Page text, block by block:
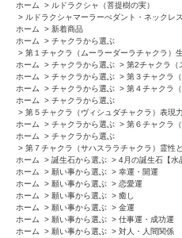
ホーム > ルドラクシャ（菩提樹の実）
> ルドラクシャマーラーぺダント・ネックレ
ホーム
> 新着商品
ホーム
> チャクラから選ぶ
> 第１チャクラ（ムーラーダーラチャクラ）
ホーム
> チャクラから選ぶ > 第2チャクラ（
ホーム
> チャクラから選ぶ > 第３チャクラ
ホーム
> チャクラから選ぶ > 第４チャクラ
ホーム
> チャクラから選ぶ
> 第５チャクラ（ヴィシュダチャクラ）表現
ホーム
> チャクラから選ぶ > 第６チャクラ
ホーム
> チャクラから選ぶ
> 第７チャクラ（サハスララチャクラ）霊性
ホーム
> 誕生石から選ぶ > 4月の誕生石【水
ホーム
> 願い事から選ぶ > 幸運・開運
ホーム
> 願い事から選ぶ > 恋愛運
ホーム
> 願い事から選ぶ > 癒し
ホーム
> 願い事から選ぶ > 金運
ホーム
> 願い事から選ぶ > 仕事運・成功運
ホーム
> 願い事から選ぶ > 対人・人間関係